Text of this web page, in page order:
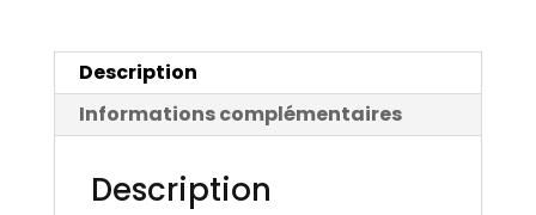
Description
Informations complémentaires
Description